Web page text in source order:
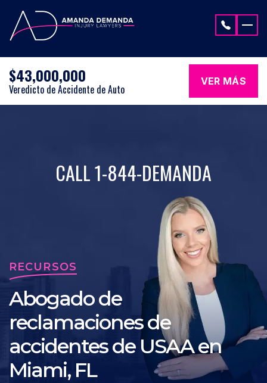
$43,000,000
Veredicto de Accidente de Auto
VER MÁS
CALL 1-844-DEMANDA
RECURSOS
Abogado de
reclamaciones de
accidentes de USAA en
Miami, FL